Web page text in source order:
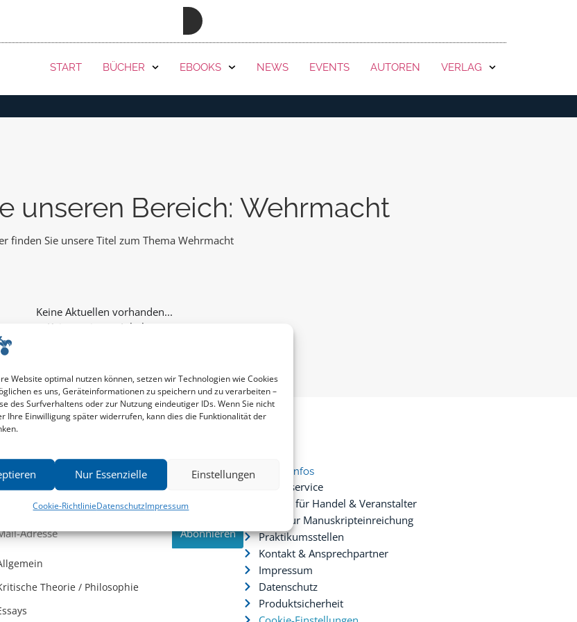
Website optimal nutzen können, setzen wir Technologien wie Cookies
es uns, Geräteinformationen zu speichern und zu verarbeiten –
des Surfverhaltens oder zur Nutzung eindeutiger IDs. Wenn Sie nicht
Ihre Einwilligung später widerrufen, kann dies die Funktionalität der
Nur Essenzielle Einstellungen
Cookie-RichtlinieDatenschutzImpressum
START BÜCHER EBOOKS NEWS EVENTS AUTOREN VERLAG
unseren Bereich: Wehrmacht
finden Sie unsere Titel zum Thema Wehrmacht
Keine weiteren Inhalte...
zu aktuellen Neuheiten und Nachrichten im zu
Verlag – jederzeit wieder abbestellbar.
Theorie / Philosophie
Service & Infos
Presseservice
Service für Handel & Veranstalter
Infos zur Manuskripteinreichung
Praktikumsstellen
Kontakt & Ansprechpartner
Impressum
Datenschutz
Produktsicherheit